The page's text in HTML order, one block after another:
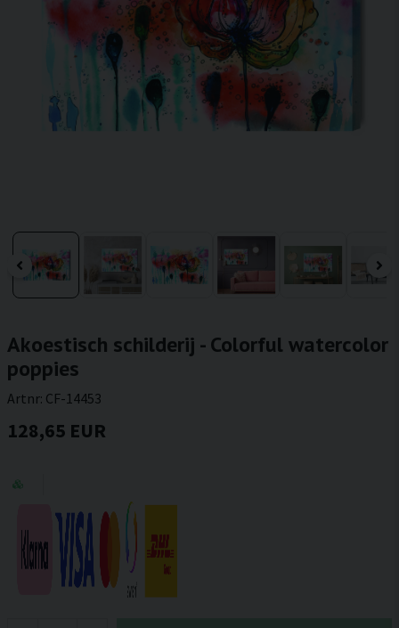
Akoestisch schilderij - Colorful watercolor
poppies
Artnr: CF-14453
128,65 EUR